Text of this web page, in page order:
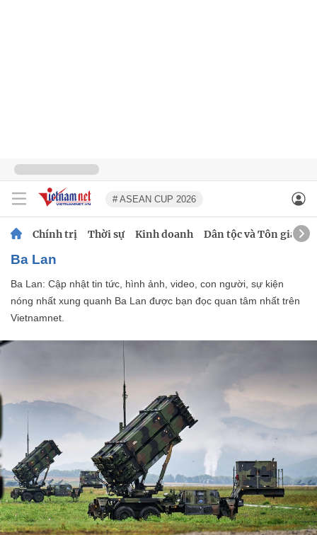
# ASEAN CUP 2026
Chính trị Thời sự Kinh doanh Dân tộc và Tôn giáo
Ba Lan
Ba Lan: Cập nhật tin tức, hình ảnh, video, con người, sự kiện
nóng nhất xung quanh Ba Lan được bạn đọc quan tâm nhất trên
Vietnamnet.